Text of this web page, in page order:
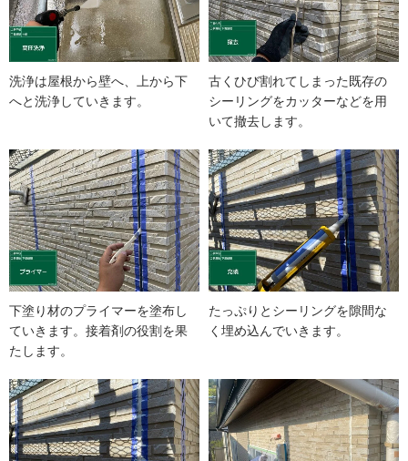
洗浄は屋根から壁へ、上から下
へと洗浄していきます。
古くひび割れてしまった既存の
シーリングをカッターなどを用
いて撤去します。
下塗り材のプライマーを塗布し
ていきます。接着剤の役割を果
たします。
たっぷりとシーリングを隙間な
く埋め込んでいきます。